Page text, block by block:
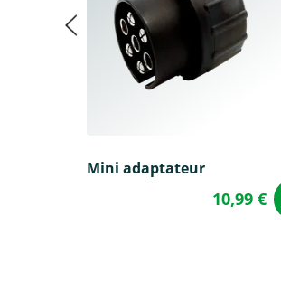
Mini adaptateur
10,99 €